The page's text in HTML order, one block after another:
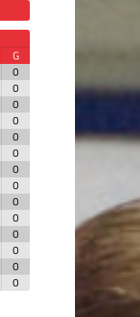
G
0
0
0
0
0
0
0
0
0
0
0
0
0
0